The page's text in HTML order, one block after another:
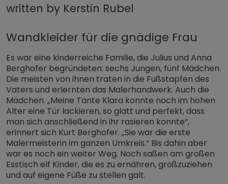
written by Kerstin Rubel
Wandkleider für die gnädige Frau
Es war eine kinderreiche Familie, die Julius und Anna
Berghofer begründeten: sechs Jungen, fünf Mädchen.
Die meisten von ihnen traten in die Fußstapfen des
Vaters und erlernten das Malerhandwerk. Auch die
Mädchen. „Meine Tante Klara konnte noch im hohen
Alter eine Tür lackieren, so glatt und perfekt, dass
man sich anschließend in ihr rasieren konnte“,
erinnert sich Kurt Berghofer. „Sie war die erste
Malermeisterin im ganzen Umkreis.“ Bis dahin aber
war es noch ein weiter Weg. Noch saßen am großen
Esstisch elf Kinder, die es zu ernähren, großzuziehen
und auf eigene Füße zu stellen galt.